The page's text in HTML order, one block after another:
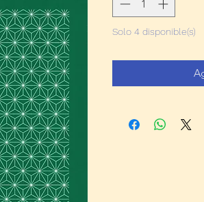
Solo 4 disponible(s)